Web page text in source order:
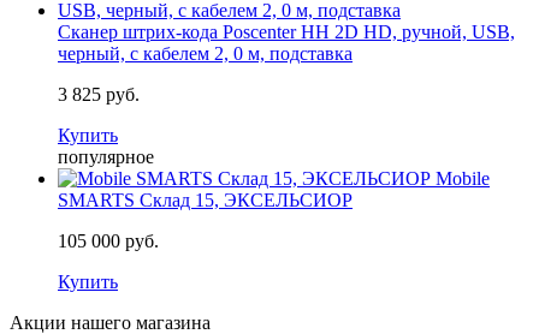
Сканер штрих-кода Poscenter HH 2D HD, ручной, USB,
черный, с кабелем 2, 0 м, подставка
3 825 руб.
Купить
популярное
Mobile
SMARTS Склад 15, ЭКСЕЛЬСИОР
105 000 руб.
Купить
Акции нашего магазина